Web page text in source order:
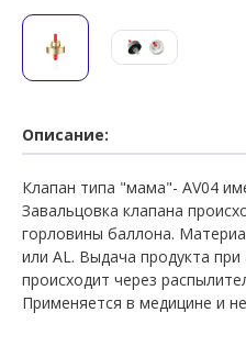
Описание:
Клапан типа "мама"- AV04
Завальцовка клапана
горловины баллона.
или AL. Выдача продукта при
происходит через
Применяется в медицине и